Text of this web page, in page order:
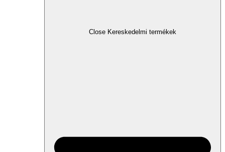
Close Kereskedelmi termékek